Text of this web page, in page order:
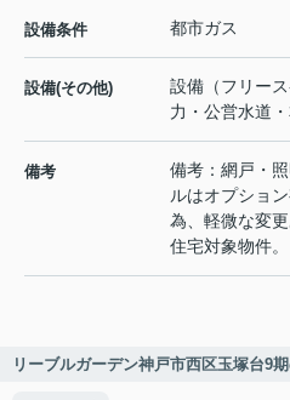
設備条件 都市ガス
設備(その他)
設備（フリー
力・公営水道
備考
備考：網戸・
ルはオプショ
為、軽微な変
住宅対象物件。
リーブルガーデン神戸市西区玉塚台9